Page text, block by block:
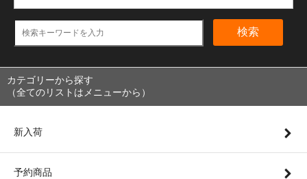
検索
カテゴリーから探す
（全てのリストはメニューから）
新入荷
予約商品